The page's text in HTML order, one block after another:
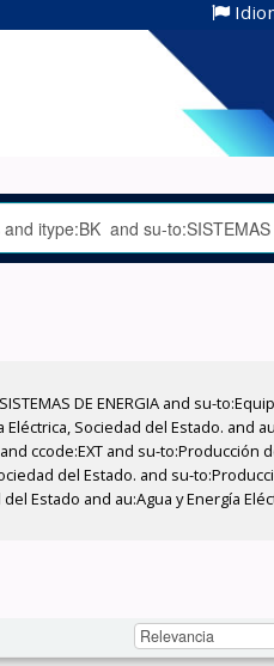
DE ENERGIA and su-
Sociedad del Estado. and
ccode:EXT and su-to:Producción
del Estado. and su-
Estado and au:Agua y Energía